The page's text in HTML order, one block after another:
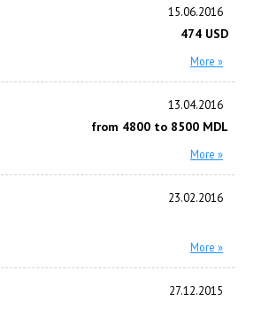
15.06.2016
474 USD
More »
13.04.2016
from 4800 to 8500 MDL
More »
23.02.2016
More »
27.12.2015